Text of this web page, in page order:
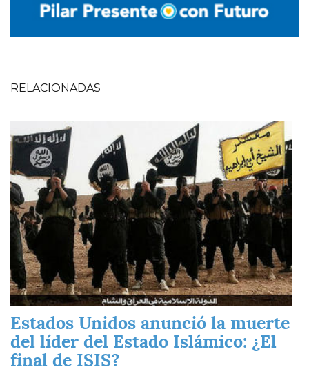
RELACIONADAS
Estados Unidos anunció la muerte
del líder del Estado Islámico: ¿El
final de ISIS?